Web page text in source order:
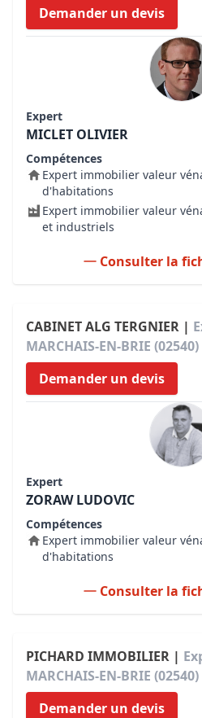
Demander un devis
Expert
MICLET OLIVIER
Compétences
Expert immobilier valeur
d'habitations
Expert immobilier valeur
et industriels
Consulter la
CABINET ALG TERGNIER |
MARCHAIS-EN-BRIE (02540)
Demander un devis
Expert
ZORAW LUDOVIC
Compétences
Expert immobilier valeur
d'habitations
Consulter la
PICHARD IMMOBILIER |
MARCHAIS-EN-BRIE (02540)
Demander un devis